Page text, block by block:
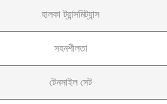
হালকা ট্রান্সমিট্যান্স
সহনশীলতা
টেনসাইল সেট